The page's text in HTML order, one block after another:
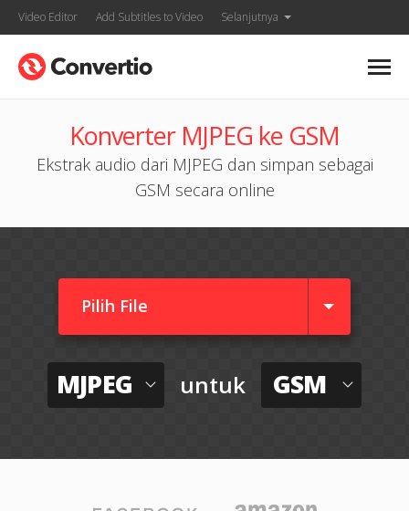
Video Editor Add Subtitles to Video Selanjutnya
Konverter MJPEG ke GSM
Ekstrak audio dari MJPEG dan simpan sebagai
GSM secara online
Pilih File
MJPEG untuk GSM